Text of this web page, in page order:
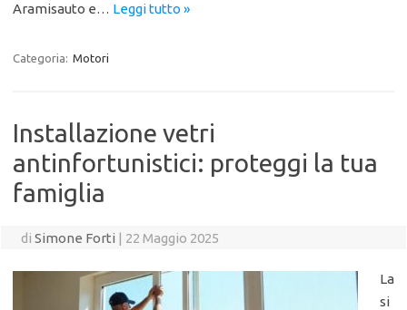
Aramisauto e… Leggi tutto »
Categoria: Motori
Installazione vetri
antinfortunistici: proteggi la tua
famiglia
di Simone Forti | 22 Maggio 2025
La
si